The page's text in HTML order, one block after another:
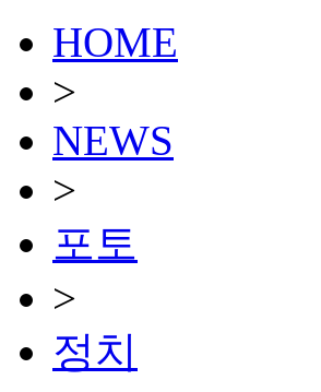
HOME
>
NEWS
>
포토
>
정치